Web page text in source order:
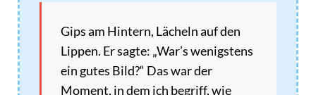
Gips am Hintern, Lächeln auf den
Lippen. Er sagte: „War’s wenigstens
ein gutes Bild?“ Das war der
Moment, in dem ich begriff, wie